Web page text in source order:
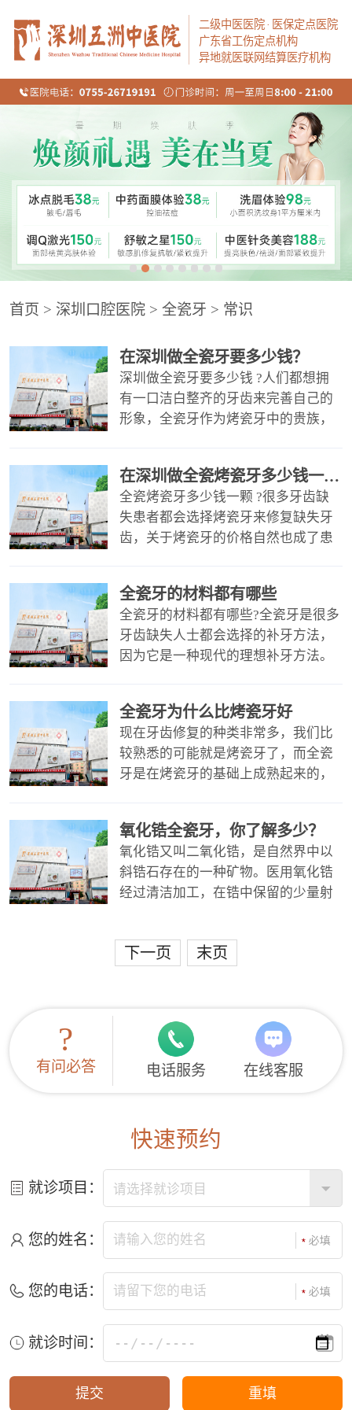
二级中医医院 · 医保定点医院
广东省工伤定点机构
异地就医联网结算医疗机构
首页 > 深圳口腔医院> 全瓷牙 > 常识
在深圳做全瓷牙要多少钱？
深圳做全瓷牙要多少钱 ?人们都想拥
有一口洁白整齐的牙齿来完善自己的
形象，全瓷牙作为烤瓷牙中的贵族，
呢
在深圳做全瓷烤瓷牙多少钱一颗?
全瓷烤瓷牙多少钱一颗 ?很多牙齿缺
失患者都会选择烤瓷牙来修复缺失牙
齿，关于烤瓷牙的价格自然也成了患
同
全瓷牙的材料都有哪些
全瓷牙的材料都有哪些?全瓷牙是很多
牙齿缺失人士都会选择的补牙方法，
因为它是一种现代的理想补牙方法。
么
全瓷牙为什么比烤瓷牙好
现在牙齿修复的种类非常多，我们比
较熟悉的可能就是烤瓷牙了，而全瓷
牙是在烤瓷牙的基础上成熟起来的，
为
氧化锆全瓷牙，你了解多少？
氧化锆又叫二氧化锆，是自然界中以
斜锆石存在的一种矿物。医用氧化锆
经过清洁加工，在锆中保留的少量射
化
下一页 末页
?
有问必答 电话服务 在线客服
快速预约
就诊项目：
您的姓名：
您的电话：
就诊时间：